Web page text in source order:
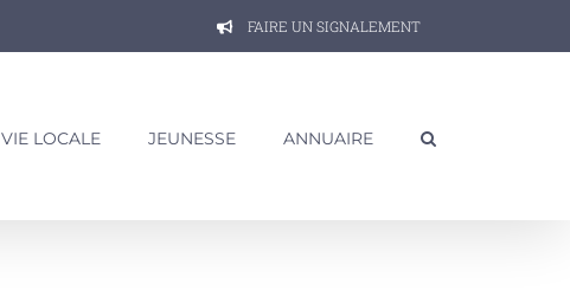
FAIRE UN SIGNALEMENT
VIE LOCALE JEUNESSE ANNUAIRE